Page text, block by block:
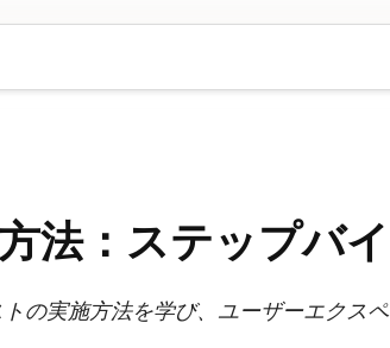
法：ステップバ
の実施方法を学び、ユーザーエクス